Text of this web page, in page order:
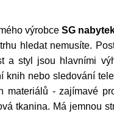
výrobceSG
hledat nemusíte.
styl jsou hlavními
nebo sledování
- zajímavé
tkanina. Má jemnou